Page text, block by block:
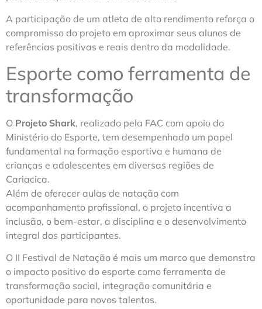
A participação de um atleta de alto rendimento reforça o
compromisso do projeto em aproximar seus alunos de
referências positivas e reais dentro da modalidade.
Esporte como ferramenta de
transformação
O Projeto Shark, realizado pela FAC com apoio do
Ministério do Esporte, tem desempenhado um papel
fundamental na formação esportiva e humana de
crianças e adolescentes em diversas regiões de
Cariacica.
Além de oferecer aulas de natação com
acompanhamento profissional, o projeto incentiva a
inclusão, o bem-estar, a disciplina e o desenvolvimento
integral dos participantes.
O II Festival de Natação é mais um marco que demonstra
o impacto positivo do esporte como ferramenta de
transformação social, integração comunitária e
oportunidade para novos talentos.